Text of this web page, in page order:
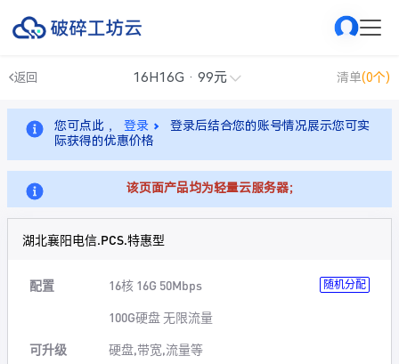
返回 16H16G · 99元 清单(0个)
您可点此 ， 登录
登录后结合您的账号情况展示您可实
际获得的优惠价格
该页面产品均为轻量云服务器；
湖北襄阳电信.PCS.特惠型
配置 16核 16G 50Mbps 随机分配
100G硬盘 无限流量
可升级
硬盘,带宽,流量等